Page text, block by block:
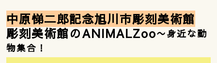
中原悌二郎記念旭川市彫刻美術館
彫刻美術館のANIMALZoo〜身近な動
物集合！